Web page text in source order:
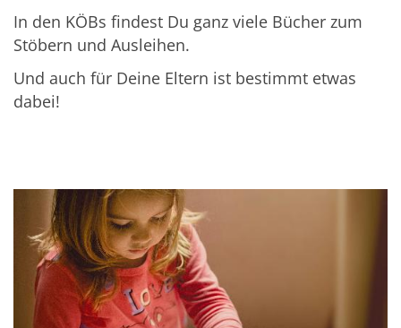
In den KÖBs findest Du ganz viele Bücher zum
Stöbern und Ausleihen.
Und auch für Deine Eltern ist bestimmt etwas
dabei!